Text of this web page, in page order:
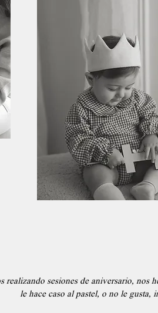
realizando sesiones de aniversario, nos
le hace caso al pastel, o no le gusta,